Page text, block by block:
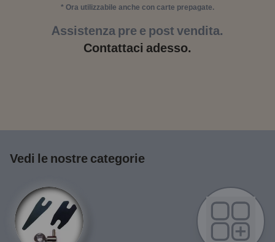
* Ora utilizzabile anche con carte prepagate.
Assistenza pre e post vendita.
Contattaci adesso.
Vedi le nostre categorie